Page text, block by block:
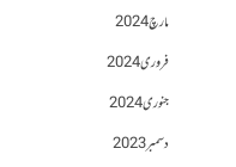
مارچ 2024
فروری 2024
جنوری 2024
دسمبر 2023